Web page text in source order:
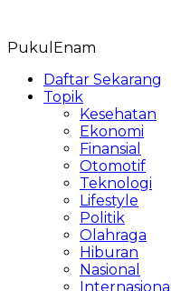
content
PukulEnam
Daftar Sekarang
Topik
Kesehatan
Ekonomi
Finansial
Otomotif
Teknologi
Lifestyle
Politik
Olahraga
Hiburan
Nasional
Internasional